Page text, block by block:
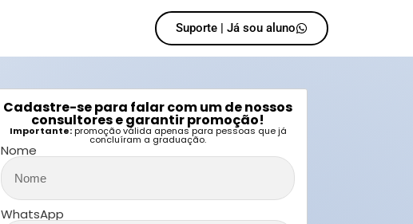
Suporte | Já sou aluno
Cadastre-se para falar com um de nossos
consultores e garantir promoção!
Importante:promoção válida apenas para pessoas que já
concluíram a graduação.
Nome
WhatsApp